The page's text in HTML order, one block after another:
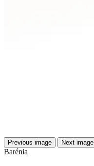
Previous image Next image
Barénia